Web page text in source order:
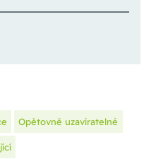
Opětovně uzavíratelné